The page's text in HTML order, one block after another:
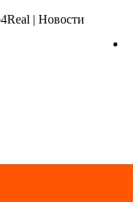
| Новости